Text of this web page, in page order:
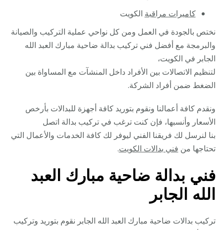
كاميرات مراقبة الكويت
نختص بالجودة في العمل ومن كل نواحي عملية التركيب والصيانة
والبرمجة مع أفضل فني تركيب بدالة ضاحية مبارك العبد الله
الجابر في الكويت،
لتنظيم الاتصالات بين الأفراد داخل المنشآت مع المساواة بين
الضغط ضمن أفراد الشركة.
ونقدم كافة أعمالنا ونقوم بتوريد كافة أجهزة للبدالات بأرخص
الأسعار وأنسبها، فإن كنت ترغب في تركيب بدالة اتصل
بنا لنرسل لك فريقنا الفني ليوفر لك كافة الخدمات والأعمال التي
تحتاجها من فني بدالات الكويت.
فني بدالة ضاحية مبارك العبد
الله الجابر
تركيب بدالات ضاحية مبارك العبد الله الجابر نقوم بتوريد وتركيب